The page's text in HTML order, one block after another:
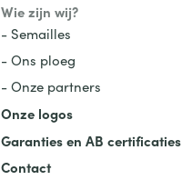
Wie zijn wij?
- Semailles
- Ons ploeg
- Onze partners
Onze logos
Garanties en AB certificaties
Contact